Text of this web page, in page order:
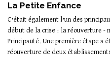
La Petite Enfance
C’était également l’un des
début de la crise : la réouverture -
Principauté. Une première étape a
réouverture de deux